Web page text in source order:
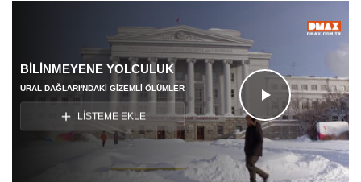
Videoyu
Oynat
BİLİNMEYENE YOLCULUK
URAL DAĞLARI'NDAKİ GİZEMLİ ÖLÜMLER
LİSTEME EKLE